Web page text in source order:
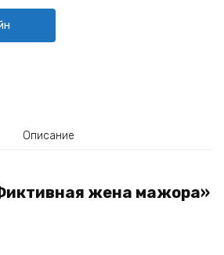
Описание
жена мажора»